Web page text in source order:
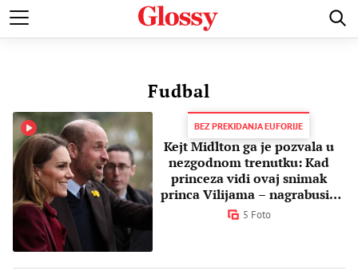
POZNATI MODA I LEPOTA ZDRAVI I SREĆNI LJUBAV
Fudbal
BEZ PREKIDANJA EUFORIJE
Kejt Midlton ga je pozvala u
nezgodnom trenutku: Kad
princeza vidi ovaj snimak
princa Vilijama – nagrabusio
je!
5 Foto